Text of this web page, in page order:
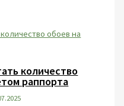
количество
раппорта